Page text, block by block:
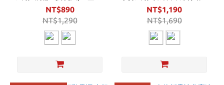
(可隨身上飛機)
NT$890
NT$1,290
源 (白/灰) (可上飛機)
NT$1,190
NT$1,690